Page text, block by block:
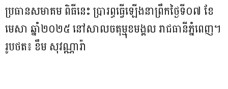
ប្រធានសមាគម ពិធីនេះ ប្រារព្ធធ្វើឡើងនាព្រឹកថ្ងៃទី០៧ ខែ
មេសា ឆ្នាំ២០២៥ នៅសាលចតុម្មុខមង្គល រាជធានីភ្នំពេញ។
រូបថត៖ ខឹម សុវណ្ណារ៉ា